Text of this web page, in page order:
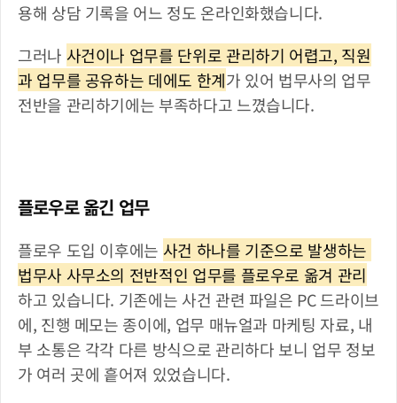
용해 상담 기록을 어느 정도 온라인화했습니다.
그러나 사건이나 업무를 단위로 관리하기 어렵고, 직원
과 업무를 공유하는 데에도 한계가 있어 법무사의 업무
전반을 관리하기에는 부족하다고 느꼈습니다.
플로우로 옮긴 업무
플로우 도입 이후에는 사건 하나를 기준으로 발생하는
법무사 사무소의 전반적인 업무를 플로우로 옮겨 관리
하고 있습니다. 기존에는 사건 관련 파일은 PC 드라이브
에, 진행 메모는 종이에, 업무 매뉴얼과 마케팅 자료, 내
부 소통은 각각 다른 방식으로 관리하다 보니 업무 정보
가 여러 곳에 흩어져 있었습니다.